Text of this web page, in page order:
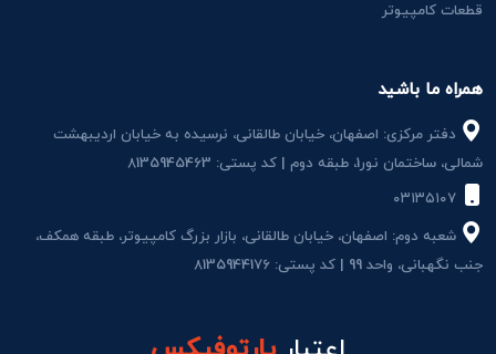
همراه ما باشید
دفتر مرکزی: اصفهان، خیابان طالقانی، نرسیده به خیابان اردیبهشت
شمالی، ساختمان نور1، طبقه دوم | کد پستی: 8135945463
شعبه دوم: اصفهان، خیابان طالقانی، بازار بزرگ کامپیوتر، طبقه همکف،
جنب نگهبانی، واحد 99 | کد پستی: 8135944176
قطعات کامپیوتر